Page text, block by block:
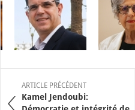
ARTICLE PRÉCÉDENT
Kamel Jendoubi: